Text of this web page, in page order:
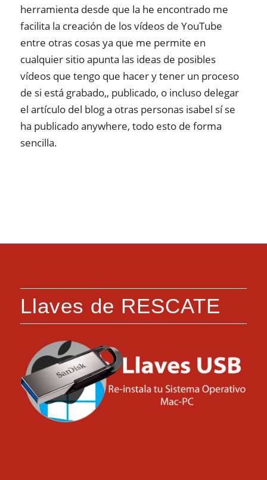
herramienta desde que la he encontrado me
facilita la creación de los vídeos de YouTube
entre otras cosas ya que me permite en
cualquier sitio apunta las ideas de posibles
vídeos que tengo que hacer y tener un proceso
de si está grabado,, publicado, o incluso delegar
el artículo del blog a otras personas isabel sí se
ha publicado anywhere, todo esto de forma
sencilla.
Llaves de RESCATE